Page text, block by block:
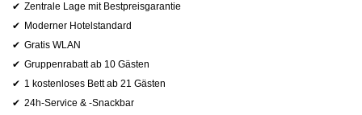
Zentrale Lage mit Bestpreisgarantie
Moderner Hotelstandard
Gratis WLAN
Gruppenrabatt ab 10 Gästen
1 kostenloses Bett ab 21 Gästen
24h-Service & -Snackbar